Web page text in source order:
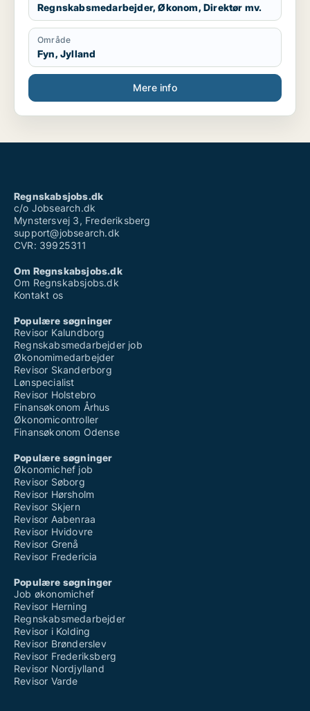
Regnskabsmedarbejder, Økonom, Direktør mv.
Område
Fyn, Jylland
Mere info
Regnskabsjobs.dk
c/o Jobsearch.dk
Mynstersvej 3, Frederiksberg
support@jobsearch.dk
CVR: 39925311
Om Regnskabsjobs.dk
Om Regnskabsjobs.dk
Kontakt os
Populære søgninger
Revisor Kalundborg
Regnskabsmedarbejder job
Økonomimedarbejder
Revisor Skanderborg
Lønspecialist
Revisor Holstebro
Finansøkonom Århus
Økonomicontroller
Finansøkonom Odense
Populære søgninger
Økonomichef job
Revisor Søborg
Revisor Hørsholm
Revisor Skjern
Revisor Aabenraa
Revisor Hvidovre
Revisor Grenå
Revisor Fredericia
Populære søgninger
Job økonomichef
Revisor Herning
Regnskabsmedarbejder
Revisor i Kolding
Revisor Brønderslev
Revisor Frederiksberg
Revisor Nordjylland
Revisor Varde